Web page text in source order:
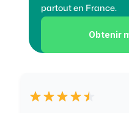
partout en France.
Obtenir